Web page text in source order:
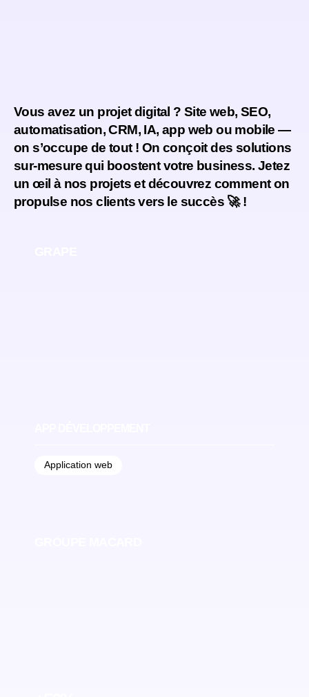
Vous avez un projet digital ? Site web, SEO,
automatisation, CRM, IA, app web ou mobile —
on s’occupe de tout ! On conçoit des solutions
sur-mesure qui boostent votre business. Jetez
un œil à nos projets et découvrez comment on
propulse nos clients vers le succès 🚀 !
Application web